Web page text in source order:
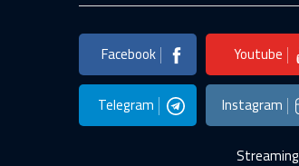
Youtube
Facebook
Instagram
Telegram
Streaming